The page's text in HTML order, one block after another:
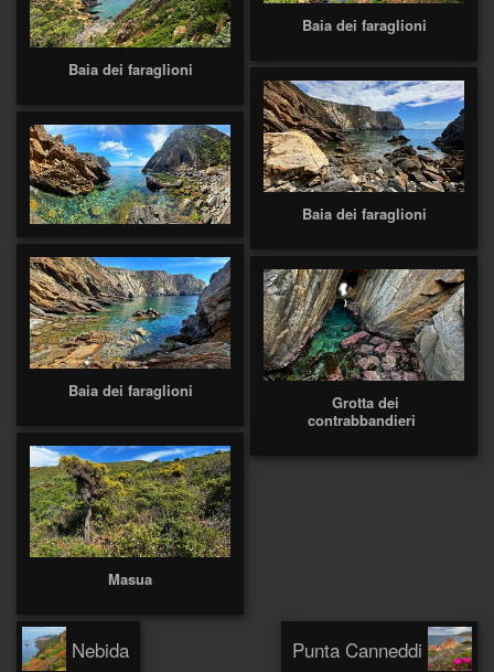
Baia dei faraglioni
Baia dei faraglioni
Baia dei faraglioni
Baia dei faraglioni
Grotta dei
contrabbandieri
Masua
Nebida Punta Canneddi